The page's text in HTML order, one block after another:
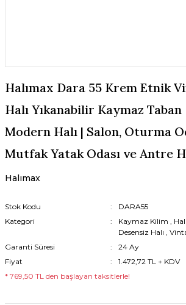
Halımax Dara 55 Krem Etnik
Halı Yıkanabilir Kaymaz Taban
Modern Halı | Salon, Oturma
Mutfak Yatak Odası ve Antre
Halımax
Stok Kodu
DARA55
Kategori
Kaymaz Kilim , Halı
Desensiz Halı ,
Garanti Süresi
24 Ay
Fiyat
1.472,72 TL + KDV
* 769,50 TL den başlayan taksitlerle!